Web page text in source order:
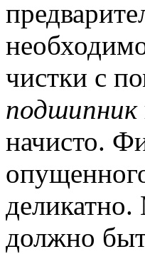
чистки с
подшипник
начисто.
деликатно.
должно